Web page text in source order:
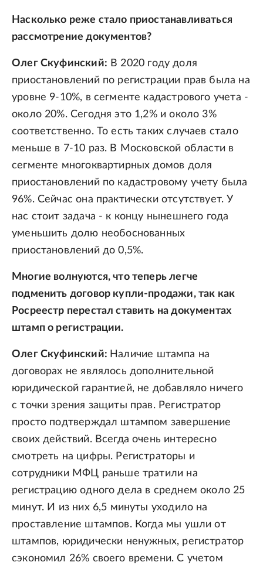
Насколько реже стало приостанавливаться
рассмотрение документов?
Олег Скуфинский: В 2020 году доля
приостановлений по регистрации прав была на
уровне 9-10%, в сегменте кадастрового учета -
около 20%. Сегодня это 1,2% и около 3%
соответственно. То есть таких случаев стало
меньше в 7-10 раз. В Московской области в
сегменте многоквартирных домов доля
приостановлений по кадастровому учету была
96%. Сейчас она практически отсутствует. У
нас стоит задача - к концу нынешнего года
уменьшить долю необоснованных
приостановлений до 0,5%.
Многие волнуются, что теперь легче
подменить договор купли-продажи, так как
Росреестр перестал ставить на документах
штамп о регистрации.
Олег Скуфинский: Наличие штампа на
договорах не являлось дополнительной
юридической гарантией, не добавляло ничего
с точки зрения защиты прав. Регистратор
просто подтверждал штампом завершение
своих действий. Всегда очень интересно
смотреть на цифры. Регистраторы и
сотрудники МФЦ раньше тратили на
регистрацию одного дела в среднем около 25
минут. И из них 6,5 минуты уходило на
проставление штампов. Когда мы ушли от
штампов, юридически ненужных, регистратор
сэкономил 26% своего времени. С учетом